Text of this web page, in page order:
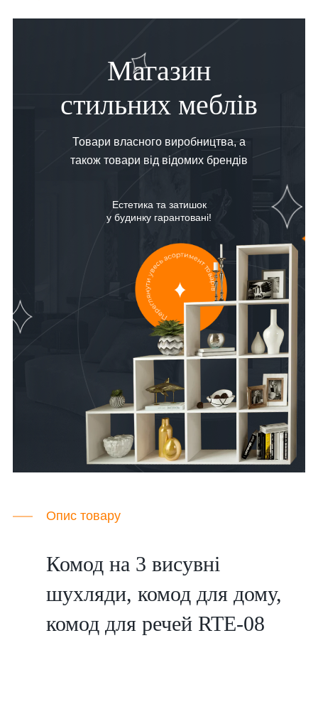
Магазин
стильних меблів
Товари власного виробництва, а
також товари від відомих брендів
Естетика та затишок
у будинку гарантовані!
Опис товару
Комод на 3 висувні
шухляди, комод для дому,
комод для речей RTE-08